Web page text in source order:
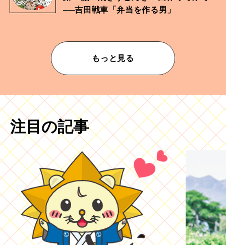
──吉田戦車「弁当を作る男」
もっと見る
注目の記事